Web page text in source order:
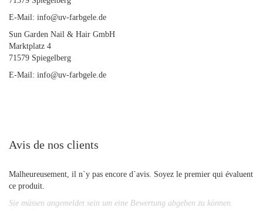
E-Mail: info@uv-farbgele.de
Sun Garden Nail & Hair GmbH
Marktplatz 4
71579 Spiegelberg
E-Mail: info@uv-farbgele.de
Avis de nos clients
Malheureusement, il n`y pas encore d`avis. Soyez le premier qui évaluent
ce produit.
Sie müssen angemeldet sein um eine Bewertung abgeben zu können.